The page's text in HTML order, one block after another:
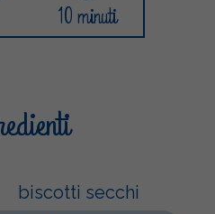
10 minuti
biscotti secchi